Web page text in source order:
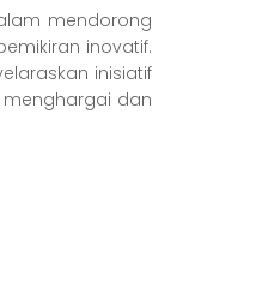
mendorong
inovatif.
inisiatif
dan